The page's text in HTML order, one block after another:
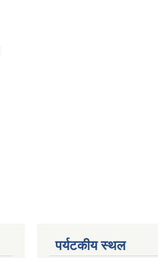
पर्यटकीय स्थल